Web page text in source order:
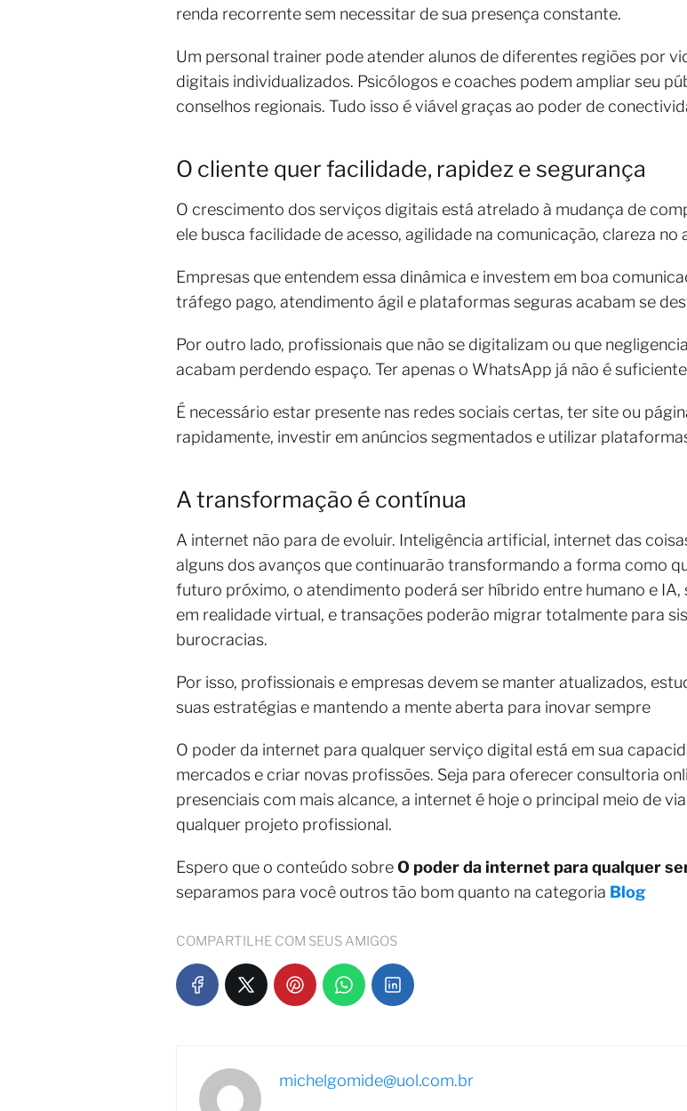
renda recorrente sem necessitar de sua presença constante.
Um personal trainer pode atender alunos de diferentes regiões por
digitais individualizados. Psicólogos e coaches podem ampliar seu
conselhos regionais. Tudo isso é viável graças ao poder de
O cliente quer facilidade, rapidez e segurança
O crescimento dos serviços digitais está atrelado à mudança de
ele busca facilidade de acesso, agilidade na comunicação, clareza
Empresas que entendem essa dinâmica e investem em boa
tráfego pago, atendimento ágil e plataformas seguras acabam se
Por outro lado, profissionais que não se digitalizam ou que
acabam perdendo espaço. Ter apenas o WhatsApp já não é
É necessário estar presente nas redes sociais certas, ter site ou
rapidamente, investir em anúncios segmentados e utilizar
A transformação é contínua
A internet não para de evoluir. Inteligência artificial, internet das
alguns dos avanços que continuarão transformando a forma como
futuro próximo, o atendimento poderá ser híbrido entre humano e
em realidade virtual, e transações poderão migrar totalmente para
burocracias.
Por isso, profissionais e empresas devem se manter atualizados,
suas estratégias e mantendo a mente aberta para inovar sempre
O poder da internet para qualquer serviço digital está em sua
mercados e criar novas profissões. Seja para oferecer consultoria
presenciais com mais alcance, a internet é hoje o principal meio de
qualquer projeto profissional.
Espero que o conteúdo sobreO poder da internet para qualquer
separamos para você outros tão bom quanto na categoria Blog
COMPARTILHE COM SEUS AMIGOS
michelgomide@uol.com.br